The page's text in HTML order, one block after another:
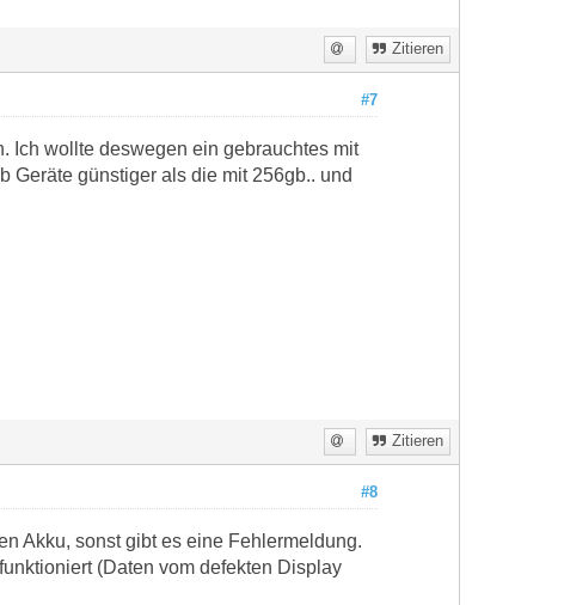
Zitieren
#7
Ich wollte deswegen ein gebrauchtes mit
Geräte günstiger als die mit 256gb.. und
Zitieren
#8
Akku, sonst gibt es eine Fehlermeldung.
(Daten vom defekten Display